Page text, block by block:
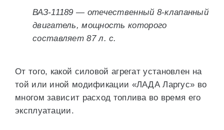
ВАЗ-11189 — отечественный 8-клапанный
двигатель, мощность которого
составляет 87 л. с.
От того, какой силовой агрегат установлен на
той или иной модификации «ЛАДА Ларгус» во
многом зависит расход топлива во время его
эксплуатации.